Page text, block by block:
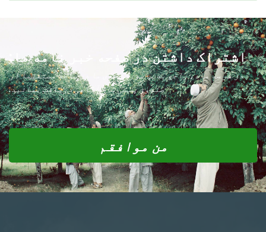
اشتراک داشتن در صفحه خبر نامه ما:
در هر سه ماه، راجع به ماموریت های ما در ساحه مستقیماً از
صندوق پستی تان آگاهی دریافت نمائید.
من موافقم